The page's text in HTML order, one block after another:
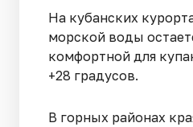
На кубанских
морской воды
комфортной для
+28 градусов.
В горных районах